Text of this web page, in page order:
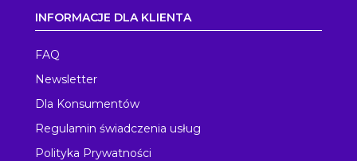
INFORMACJE DLA KLIENTA
FAQ
Newsletter
Dla Konsumentów
Regulamin świadczenia usług
Polityka Prywatności